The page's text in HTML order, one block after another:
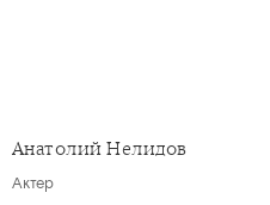
Анатолий Нелидов
Актер